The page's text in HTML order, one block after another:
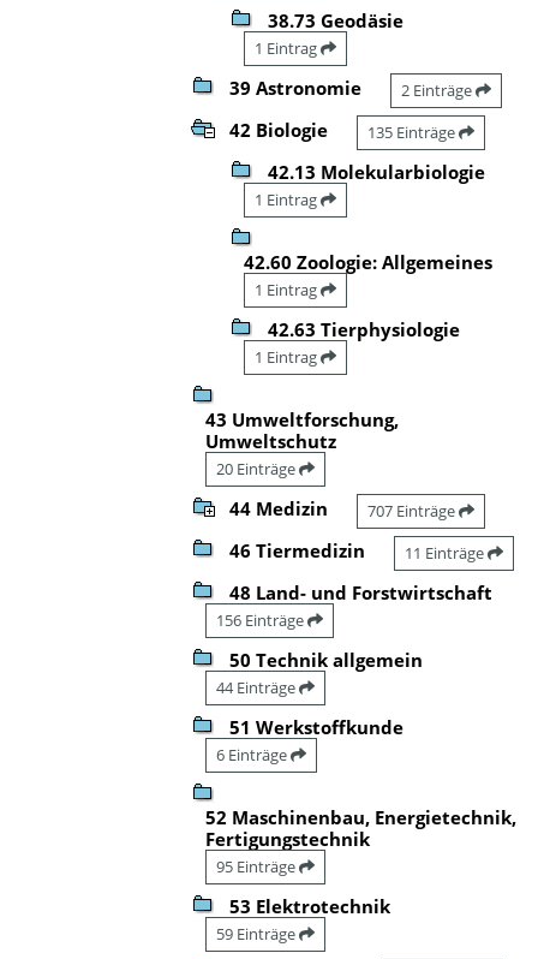
38.73 Geodäsie
1 Eintrag
39 Astronomie 2 Einträge
42 Biologie 135 Einträge
42.13 Molekularbiologie
1 Eintrag
42.60 Zoologie: Allgemeines
1 Eintrag
42.63 Tierphysiologie
1 Eintrag
43 Umweltforschung,
Umweltschutz
20 Einträge
44 Medizin 707 Einträge
46 Tiermedizin 11 Einträge
48 Land- und Forstwirtschaft
156 Einträge
50 Technik allgemein
44 Einträge
51 Werkstoffkunde
6 Einträge
52 Maschinenbau, Energietechnik,
Fertigungstechnik
95 Einträge
53 Elektrotechnik
59 Einträge